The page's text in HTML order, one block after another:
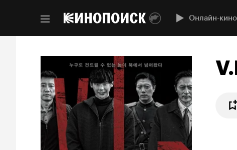
Онлайн-